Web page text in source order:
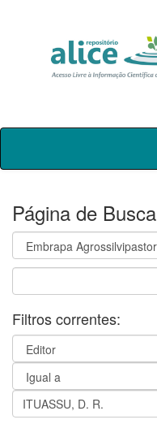
Skip
Página de Busca
Filtros correntes: